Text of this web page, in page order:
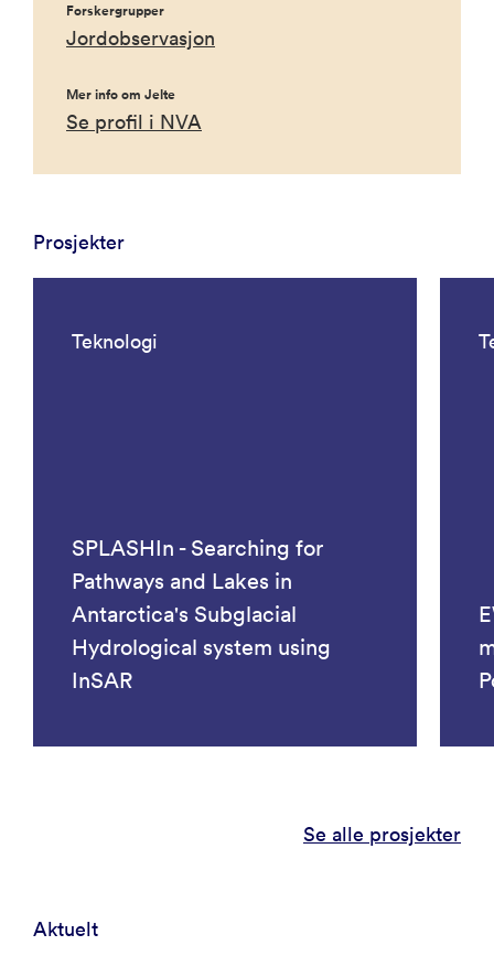
Forskergrupper
Jordobservasjon
Mer info om Jelte
Se profil i NVA
Prosjekter
Teknologi
SPLASHIn - Searching for
Pathways and Lakes in
Antarctica's Subglacial
Hydrological system using
InSAR
Se alle prosjekter
Aktuelt